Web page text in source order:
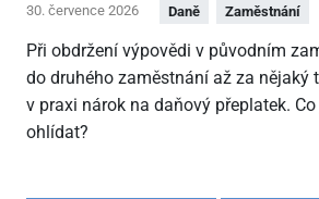
30. července 2026 Daně Zaměstnání
Při obdržení výpovědi v původním
do druhého zaměstnání až za nějaký
v praxi nárok na daňový přeplatek.
ohlídat?